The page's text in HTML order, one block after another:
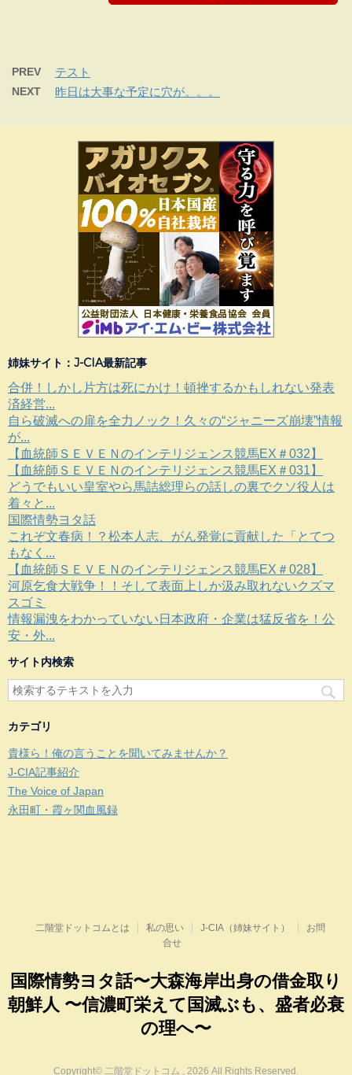
PREV テスト
NEXT 昨日は大事な予定に穴が。。。
姉妹サイト：J-CIA最新記事
合併！しかし片方は死にかけ！頓挫するかもしれない発表
済経営...
自ら破滅への扉を全力ノック！久々の“ジャニーズ崩壊”情報
が...
【血統師ＳＥＶＥＮのインテリジェンス競馬EX＃032】
【血統師ＳＥＶＥＮのインテリジェンス競馬EX＃031】
どうでもいい皇室やら馬詰総理らの話しの裏でクソ役人は
着々と...
国際情勢ヨタ話
これぞ文春病！？松本人志、がん発覚に貢献した「とてつ
もなく...
【血統師ＳＥＶＥＮのインテリジェンス競馬EX＃028】
河原乞食大戦争！！そして表面上しか汲み取れないクズマ
スゴミ
情報漏洩をわかっていない日本政府・企業は猛反省を！公
安・外...
サイト内検索
カテゴリ
貴様ら！俺の言うことを聞いてみませんか？
J-CIA記事紹介
The Voice of Japan
永田町・霞ヶ関血風録
二階堂ドットコムとは 私の思い J-CIA（姉妹サイト）
お問
合せ
国際情勢ヨタ話〜大森海岸出身の借金取り
朝鮮人 〜信濃町栄えて国滅ぶも、盛者必衰
の理へ〜
Copyright© 二階堂ドットコム , 2026 All Rights Reserved.